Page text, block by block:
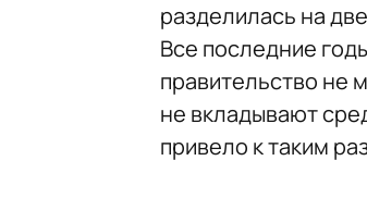
разделилась на
Все последние
правительство не
не вкладывают
привело к таким